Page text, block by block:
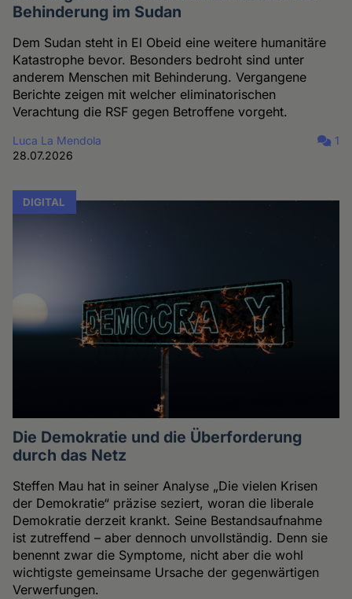
Behinderung im Sudan
Dem Sudan steht in El Obeid eine weitere humanitäre
Katastrophe bevor. Besonders bedroht sind unter
anderem Menschen mit Behinderung. Vergangene
Berichte zeigen mit welcher eliminatorischen
Verachtung die RSF gegen Betroffene vorgeht.
Luca La Mendola
28.07.2026
1
DIGITAL
Die Demokratie und die Überforderung
durch das Netz
Steffen Mau hat in seiner Analyse „Die vielen Krisen
der Demokratie“ präzise seziert, woran die liberale
Demokratie derzeit krankt. Seine Bestandsaufnahme
ist zutreffend – aber dennoch unvollständig. Denn sie
benennt zwar die Symptome, nicht aber die wohl
wichtigste gemeinsame Ursache der gegenwärtigen
Verwerfungen.